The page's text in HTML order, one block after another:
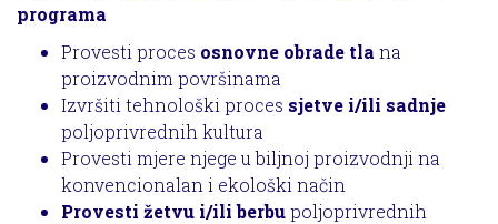
programa
Provesti proces osnovne obrade tla na
proizvodnim površinama
Izvršiti tehnološki proces sjetve i/ili sadnje
poljoprivrednih kultura
Provesti mjere njege u biljnoj proizvodnji na
konvencionalan i ekološki način
Provesti žetvu i/ili berbupoljoprivrednih